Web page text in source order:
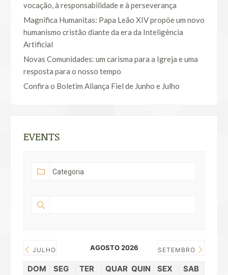
vocação, à responsabilidade e à perseverança
Magnifica Humanitas: Papa Leão XIV propõe um novo
humanismo cristão diante da era da Inteligência
Artificial
Novas Comunidades: um carisma para a Igreja e uma
resposta para o nosso tempo
Confira o Boletim Aliança Fiel de Junho e Julho
EVENTS
JULHO AGOSTO 2026 SETEMBRO
DOM SEG TER QUAR QUIN SEX SAB